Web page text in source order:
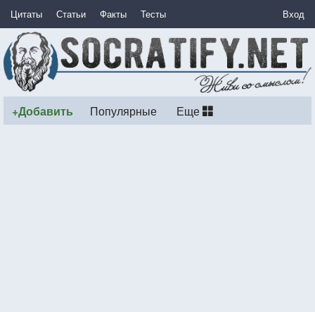
Цитаты Статьи Факты Тесты Вход
+Добавить Популярные Еще